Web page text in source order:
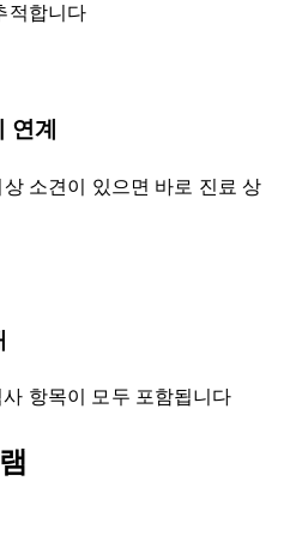
적합니다
연계
소견이 있으면 바로 진료 상
항목이 모두 포함됩니다